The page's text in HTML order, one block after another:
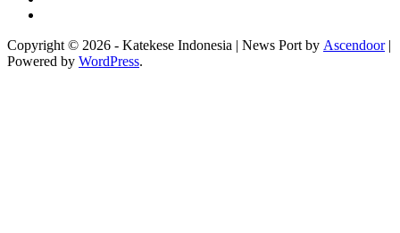
Copyright © 2026 - Katekese Indonesia | News Port by Ascendoor|
Powered by WordPress.